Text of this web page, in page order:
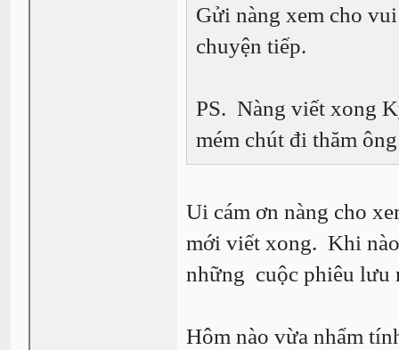
Gửi nàng xem cho
chuyện tiếp.
PS. Nàng viết xong
mém chút đi thăm
Ui cám ơn nàng cho
mới viết xong. Khi
những cuộc phiêu lưu
Hôm nào vừa nhẩm